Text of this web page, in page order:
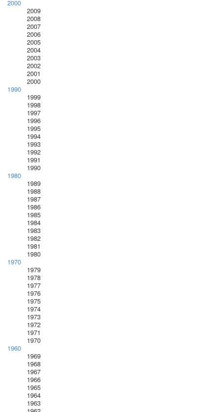
2000
2009
2008
2007
2006
2005
2004
2003
2002
2001
2000
1990
1999
1998
1997
1996
1995
1994
1993
1992
1991
1990
1980
1989
1988
1987
1986
1985
1984
1983
1982
1981
1980
1970
1979
1978
1977
1976
1975
1974
1973
1972
1971
1970
1960
1969
1968
1967
1966
1965
1964
1963